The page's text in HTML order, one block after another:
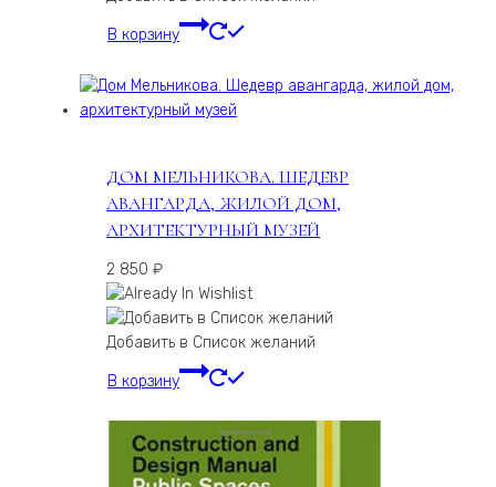
В корзину
ДОМ МЕЛЬНИКОВА. ШЕДЕВР
АВАНГАРДА, ЖИЛОЙ ДОМ,
АРХИТЕКТУРНЫЙ МУЗЕЙ
2 850 ₽
Добавить в Список желаний
В корзину